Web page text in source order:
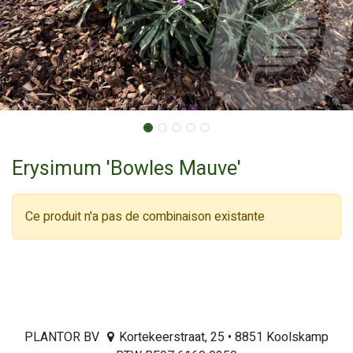
Erysimum 'Bowles Mauve'
Ce produit n'a pas de combinaison existante
PLANTOR BV
Kortekeerstraat, 25 • 8851 Koolskamp